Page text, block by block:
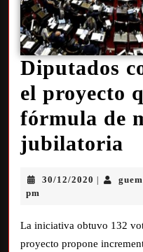
Diputados
el proyecto
fórmula de
jubilatoria
30/12/2020
pm
La iniciativa obtuvo 132
proyecto propone